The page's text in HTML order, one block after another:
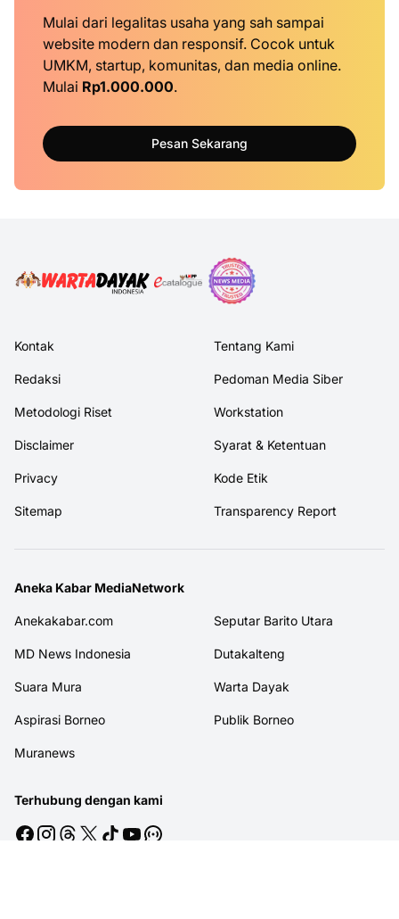
Mulai dari legalitas usaha yang sah sampai
website modern dan responsif. Cocok untuk
UMKM, startup, komunitas, dan media online.
Mulai Rp1.000.000.
Pesan Sekarang
Kontak Tentang Kami
Redaksi Pedoman Media Siber
Metodologi Riset Workstation
Disclaimer Syarat & Ketentuan
Privacy Kode Etik
Sitemap Transparency Report
Aneka Kabar MediaNetwork
Anekakabar.com Seputar Barito Utara
MD News Indonesia Dutakalteng
Suara Mura Warta Dayak
Aspirasi Borneo Publik Borneo
Muranews
Terhubung dengan kami